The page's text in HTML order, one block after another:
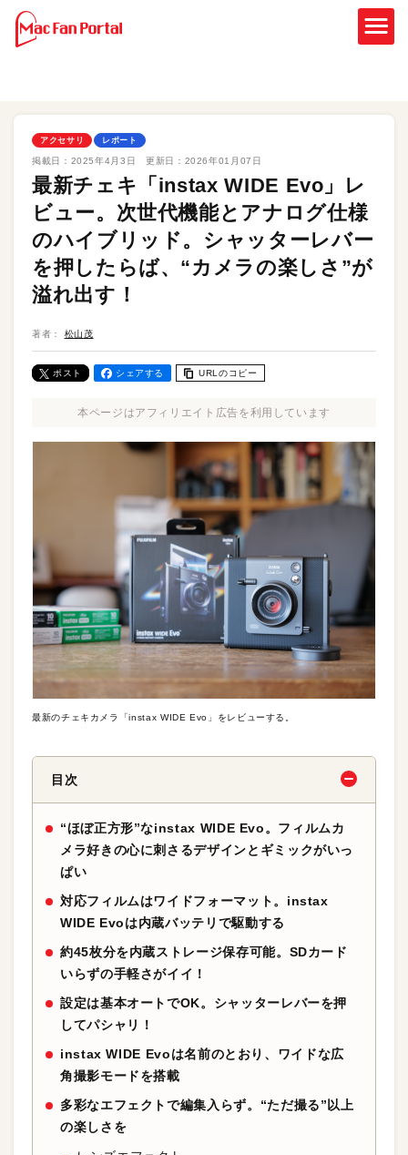
アクセサリ レポート
掲載日： 2025年4月3日 更新日： 2026年01月07日
最新チェキ「instax WIDE Evo」レ
ビュー。次世代機能とアナログ仕様
のハイブリッド。シャッターレバー
を押したらば、“カメラの楽しさ”が
溢れ出す！
著者： 松山茂
ポスト シェアする URLのコピー
本ページはアフィリエイト広告を利用しています
最新のチェキカメラ「instax WIDE Evo」をレビューする。
目次
“ほぼ正方形”なinstax WIDE Evo。フィルムカ
メラ好きの心に刺さるデザインとギミックがいっ
ぱい
対応フィルムはワイドフォーマット。instax
WIDE Evoは内蔵バッテリで駆動する
約45枚分を内蔵ストレージ保存可能。SDカード
いらずの手軽さがイイ！
設定は基本オートでOK。シャッターレバーを押
してパシャリ！
instax WIDE Evoは名前のとおり、ワイドな広
角撮影モードを搭載
多彩なエフェクトで編集入らず。“ただ撮る”以上
の楽しさを